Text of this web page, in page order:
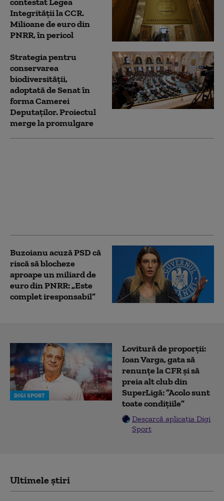
Integrității la CCR.
Milioane de euro din
PNRR, în pericol
Strategia pentru
conservarea
biodiversității,
adoptată de Senat în
forma Camerei
Deputaților. Proiectul
merge la promulgare
Buzoianu acuză PSD că
riscă să blocheze
aproape un miliard de
euro din PNRR: „Este
complet iresponsabil”
DIGI SPORT
Lovitură de proporții:
Ioan Varga, gata să
renunțe la CFR și să
preia alt club din
SuperLigă: ”Acolo sunt
toate condițiile”
Descarcă aplicația Digi
Sport
Ultimele știri